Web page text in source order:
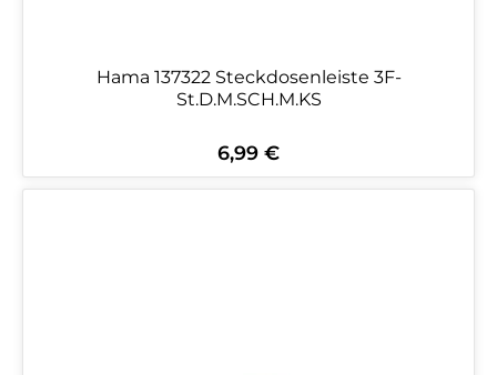
Hama 137322 Steckdosenleiste 3F-
St.D.M.SCH.M.KS
Regulärer Preis:
6,99 €